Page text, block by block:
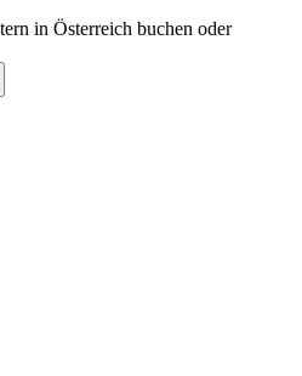
in Österreich buchen oder